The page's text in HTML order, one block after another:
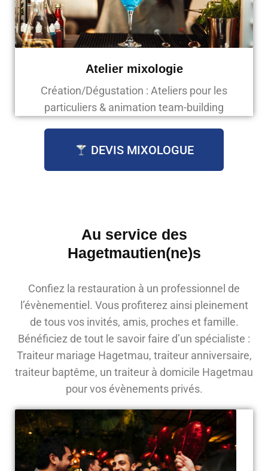
Atelier mixologie
Création/Dégustation : Ateliers pour les
particuliers & animation team-building
DEVIS MIXOLOGUE
Au service des
Hagetmautien(ne)s
Confiez la restauration à un professionnel de
l’évènementiel. Vous profiterez ainsi pleinement
de tous vos invités, amis, proches et famille.
Bénéficiez de tout le savoir faire d’un spécialiste :
Traiteur mariage Hagetmau, traiteur anniversaire,
traiteur baptême, un traiteur à domicile Hagetmau
pour vos évènements privés.